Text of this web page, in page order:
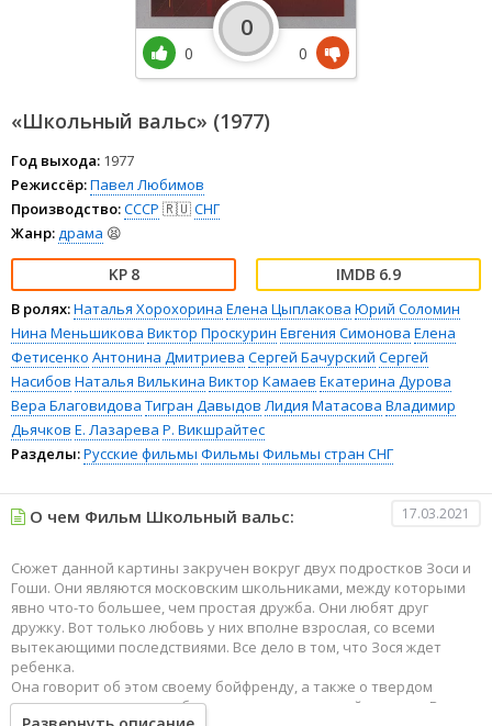
«Школьный вальс» (1977)
Год выхода: 1977
Режиссёр:Павел Любимов
Производство:СССР 🇷🇺СНГ
Жанр:драма 😫
8 6.9
В ролях:Наталья Хорохорина Елена Цыплакова Юрий Соломин
Нина Меньшикова Виктор Проскурин Евгения Симонова Елена
Фетисенко Антонина Дмитриева Сергей Бачурский Сергей
Насибов Наталья Вилькина Виктор Камаев Екатерина Дурова
Вера Благовидова Тигран Давыдов Лидия Матасова Владимир
Дьячков Е. Лазарева Р. Викшрайтес
Разделы:Русские фильмы Фильмы Фильмы стран СНГ
0
0
0
О чем Фильм Школьный вальс: 17.03.2021
Сюжет данной картины закручен вокруг двух подростков Зоси и
Гоши. Они являются московским школьниками, между которыми
явно что-то большее, чем простая дружба. Они любят друг
дружку. Вот только любовь у них вполне взрослая, со всеми
вытекающими последствиями. Все дело в том, что Зося ждет
ребенка.
Она говорит об этом своему бойфренду, а также о твердом
намерении оставить ребенка, несмотря на юный возраст. В этом